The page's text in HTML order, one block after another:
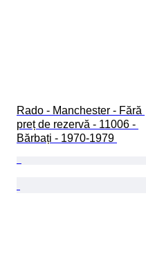
Rado - Manchester - Fără
preț de rezervă - 11006 -
Bărbați - 1970-1979